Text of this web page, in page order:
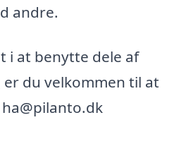
andre.
i at benytte dele af
du velkommen til at